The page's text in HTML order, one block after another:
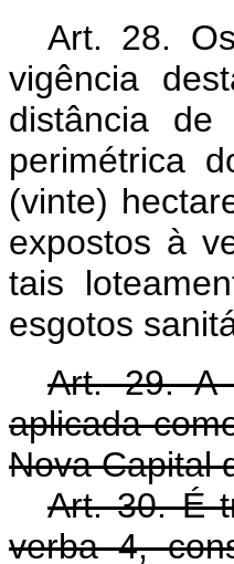
Art. 28.
vigência
distância
perimétrica
(vinte)
expostos à
tais
esgotos
Art. 29. A
aplicada
Nova Capital
Art. 30. É
verba 4,